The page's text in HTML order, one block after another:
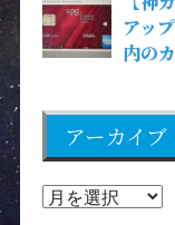
アッ
内の
アーカイブ